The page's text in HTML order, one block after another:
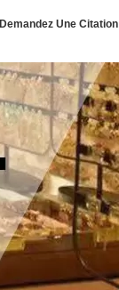
Demandez Une Citation